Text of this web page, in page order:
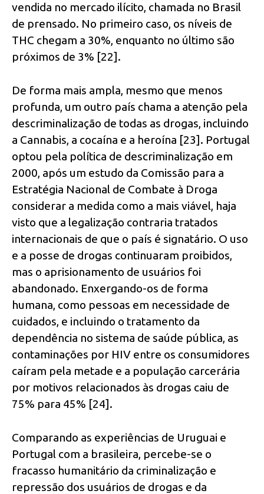
vendida no mercado ilícito, chamada no Brasil
de prensado. No primeiro caso, os níveis de
THC chegam a 30%, enquanto no último são
próximos de 3% [22].
De forma mais ampla, mesmo que menos
profunda, um outro país chama a atenção pela
descriminalização de todas as drogas, incluindo
a Cannabis, a cocaína e a heroína [23]. Portugal
optou pela política de descriminalização em
2000, após um estudo da Comissão para a
Estratégia Nacional de Combate à Droga
considerar a medida como a mais viável, haja
visto que a legalização contraria tratados
internacionais de que o país é signatário. O uso
e a posse de drogas continuaram proibidos,
mas o aprisionamento de usuários foi
abandonado. Enxergando-os de forma
humana, como pessoas em necessidade de
cuidados, e incluindo o tratamento da
dependência no sistema de saúde pública, as
contaminações por HIV entre os consumidores
caíram pela metade e a população carcerária
por motivos relacionados às drogas caiu de
75% para 45% [24].
Comparando as experiências de Uruguai e
Portugal com a brasileira, percebe-se o
fracasso humanitário da criminalização e
repressão dos usuários de drogas e da